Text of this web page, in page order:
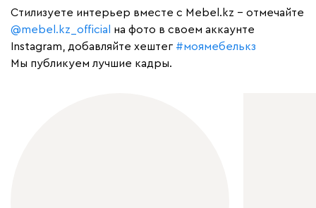
Cтилизуете интерьер вместе с Mebel.kz – отмечайте
@mebel.kz_official
на фото в своем аккаунте
Instagram, добавляйте хештег #моямебелькз
Мы публикуем лучшие кадры.